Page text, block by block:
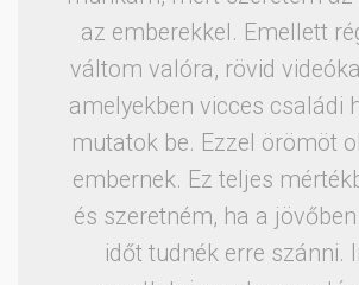
az emberekkel. Emellett
váltom valóra, rövid
amelyekben vicces családi
mutatok be. Ezzel örömöt
embernek. Ez teljes
és szeretném, ha a
időt tudnék erre szánni.